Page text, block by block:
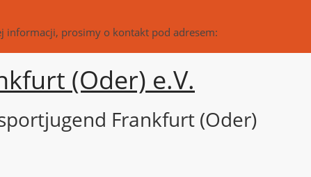
informacji, prosimy o kontakt pod adresem:
(Oder) e.V.
Frankfurt (Oder)